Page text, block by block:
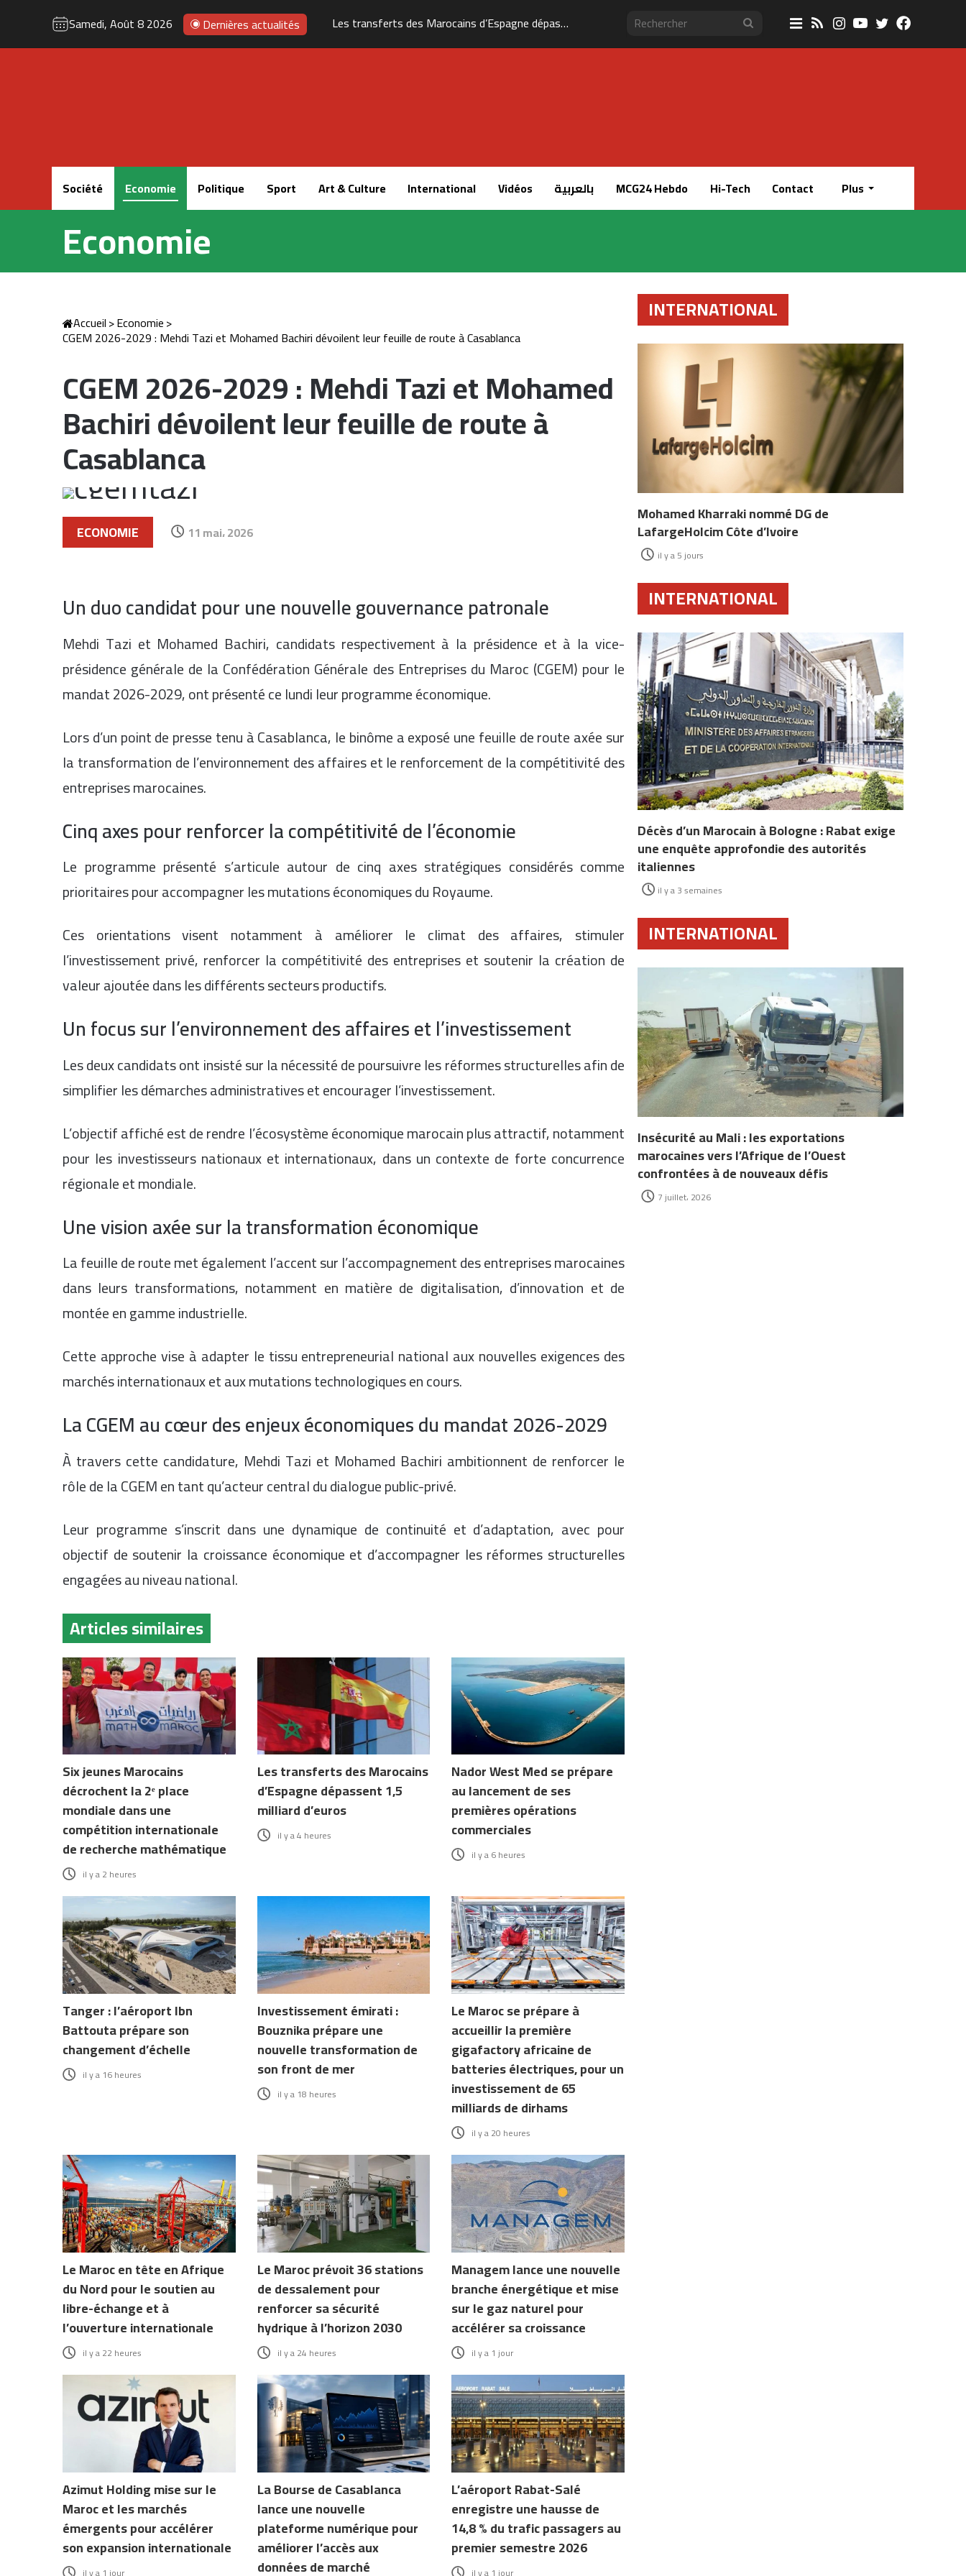
Samedi, Août 8 2026 Dernières actualités Les transferts des Marocains d’Espagne dépassent 1,5 milliard d’euros RechercherSidebar
(barre
RSSInstagram
YouTube
Twitter
Accueil
Société Economie Politique Sport Art & Culture International Vidéos بالعربية MCG24 Hebdo Hi-Tech Contact Plus
Economie
Accueil>Economie>
CGEM 2026-2029 : Mehdi Tazi et Mohamed Bachiri dévoilent leur feuille de route à Casablanca
CGEM 2026-2029 : Mehdi Tazi et Mohamed
Bachiri dévoilent leur feuille de route à
Casablanca
ECONOMIE 11 mai، 2026
Un duo candidat pour une nouvelle gouvernance patronale
Mehdi Tazi et Mohamed Bachiri, candidats respectivement à la présidence et à la vice-
présidence générale de la Confédération Générale des Entreprises du Maroc (CGEM) pour le
mandat 2026-2029, ont présenté ce lundi leur programme économique.
Lors d’un point de presse tenu à Casablanca, le binôme a exposé une feuille de route axée sur
la transformation de l’environnement des affaires et le renforcement de la compétitivité des
entreprises marocaines.
Cinq axes pour renforcer la compétitivité de l’économie
Le programme présenté s’articule autour de cinq axes stratégiques considérés comme
prioritaires pour accompagner les mutations économiques du Royaume.
Ces orientations visent notamment à améliorer le climat des affaires, stimuler
l’investissement privé, renforcer la compétitivité des entreprises et soutenir la création de
valeur ajoutée dans les différents secteurs productifs.
Un focus sur l’environnement des affaires et l’investissement
Les deux candidats ont insisté sur la nécessité de poursuivre les réformes structurelles afin de
simplifier les démarches administratives et encourager l’investissement.
L’objectif affiché est de rendre l’écosystème économique marocain plus attractif, notamment
pour les investisseurs nationaux et internationaux, dans un contexte de forte concurrence
régionale et mondiale.
Une vision axée sur la transformation économique
La feuille de route met également l’accent sur l’accompagnement des entreprises marocaines
dans leurs transformations, notamment en matière de digitalisation, d’innovation et de
montée en gamme industrielle.
Cette approche vise à adapter le tissu entrepreneurial national aux nouvelles exigences des
marchés internationaux et aux mutations technologiques en cours.
La CGEM au cœur des enjeux économiques du mandat 2026-2029
À travers cette candidature, Mehdi Tazi et Mohamed Bachiri ambitionnent de renforcer le
rôle de la CGEM en tant qu’acteur central du dialogue public-privé.
Leur programme s’inscrit dans une dynamique de continuité et d’adaptation, avec pour
objectif de soutenir la croissance économique et d’accompagner les réformes structurelles
engagées au niveau national.
Articles similaires
Six jeunes Marocains
décrochent la 2ᵉ place
mondiale dans une
compétition internationale
de recherche mathématique
il y a 2 heures
Les transferts des Marocains
d’Espagne dépassent 1,5
milliard d’euros
il y a 4 heures
Nador West Med se prépare
au lancement de ses
premières opérations
commerciales
il y a 6 heures
Tanger : l’aéroport Ibn
Battouta prépare son
changement d’échelle
il y a 16 heures
Investissement émirati :
Bouznika prépare une
nouvelle transformation de
son front de mer
il y a 18 heures
Le Maroc se prépare à
accueillir la première
gigafactory africaine de
batteries électriques, pour un
investissement de 65
milliards de dirhams
il y a 20 heures
Le Maroc en tête en Afrique
du Nord pour le soutien au
libre-échange et à
l’ouverture internationale
il y a 22 heures
Le Maroc prévoit 36 stations
de dessalement pour
renforcer sa sécurité
hydrique à l’horizon 2030
il y a 24 heures
Managem lance une nouvelle
branche énergétique et mise
sur le gaz naturel pour
accélérer sa croissance
il y a 1 jour
Azimut Holding mise sur le
Maroc et les marchés
émergents pour accélérer
son expansion internationale
il y a 1 jour
La Bourse de Casablanca
lance une nouvelle
plateforme numérique pour
améliorer l’accès aux
données de marché
L’aéroport Rabat-Salé
enregistre une hausse de
14,8 % du trafic passagers au
premier semestre 2026
il y a 1 jour
INTERNATIONAL
Mohamed Kharraki nommé DG de
LafargeHolcim Côte d’Ivoire
il y a 5 jours
INTERNATIONAL
Décès d’un Marocain à Bologne : Rabat exige
une enquête approfondie des autorités
italiennes
il y a 3 semaines
INTERNATIONAL
Insécurité au Mali : les exportations
marocaines vers l’Afrique de l’Ouest
confrontées à de nouveaux défis
7 juillet، 2026